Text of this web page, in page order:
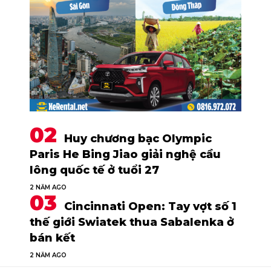
Huy chương bạc Olympic
Paris He Bing Jiao giải nghệ cầu
lông quốc tế ở tuổi 27
2 NĂM AGO
Cincinnati Open: Tay vợt số 1
thế giới Swiatek thua Sabalenka ở
bán kết
2 NĂM AGO